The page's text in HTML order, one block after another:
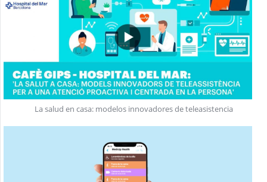
La salud en casa: modelos innovadores de teleasistencia